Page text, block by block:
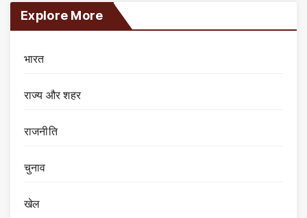
Explore More
भारत
राज्य और शहर
राजनीति
चुनाव
खेल